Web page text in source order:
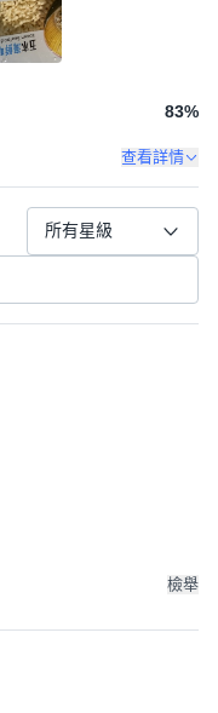
83%
查看詳情
所有星級
檢舉